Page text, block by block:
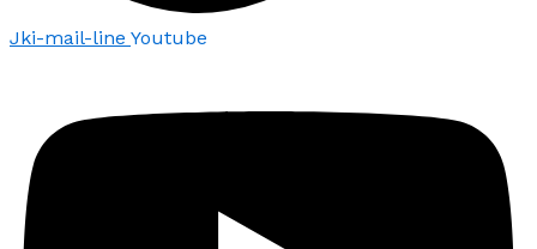
Jki-mail-line Youtube